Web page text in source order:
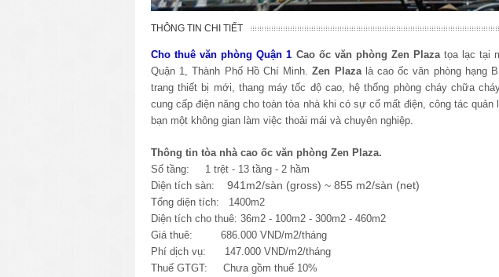
THÔNG TIN CHI TIẾT
Cho thuê văn phòng Quận 1 Cao ốc văn phòng Zen Plazatọa lạc tại
Quận 1, Thành Phố Hồ Chí Minh .Zen Plazalà cao ốc văn phòng hạng
trang thiết bị mới, thang máy tốc độ cao, hệ thống phòng cháy chữa
cung cấp điện năng cho toàn tòa nhà khi có sự cố mất điện, công tác quản
bạn một không gian làm việc thoải mái và chuyên nghiệp.
Thông tin tòa nhà cao ốc văn phòng Zen Plaza.
Số tầng: 1 trệt - 13 tầng - 2 hầm
Diện tích sàn: 941m2/sàn (gross) ~ 855 m2/sàn (net)
Tổng diện tích: 1400m2
Diện tích cho thuê: 36m2 - 100m2 - 300m2 - 460m2
Giá thuê: 686.000 VND/m2/tháng
Phí dịch vụ: 147.000 VND/m2/tháng
Thuế GTGT: Chưa gồm thuế 10%